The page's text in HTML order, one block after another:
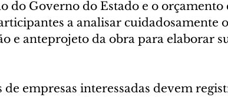
do Governo do Estado e o orçamento
a analisar cuidadosamente
e anteprojeto da obra para elaborar
de empresas interessadas devem